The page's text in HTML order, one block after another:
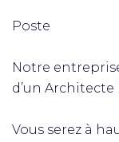
Poste
Notre
d’un Architecte
Vous serez à